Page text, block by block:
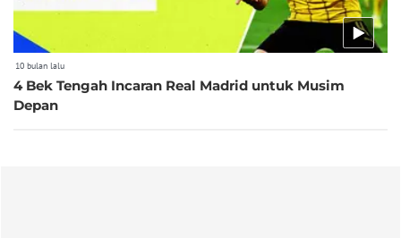
10 bulan lalu
4 Bek Tengah Incaran Real Madrid untuk Musim
Depan